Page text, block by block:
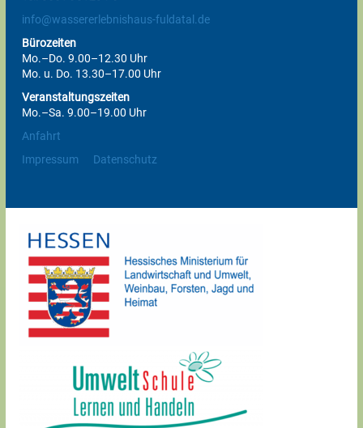
info@wassererlebnishaus-fuldatal.de
Bürozeiten
Mo.–Do. 9.00–12.30 Uhr
Mo. u. Do. 13.30–17.00 Uhr
Veranstaltungszeiten
Mo.–Sa. 9.00–19.00 Uhr
Anfahrt
Impressum
Datenschutz